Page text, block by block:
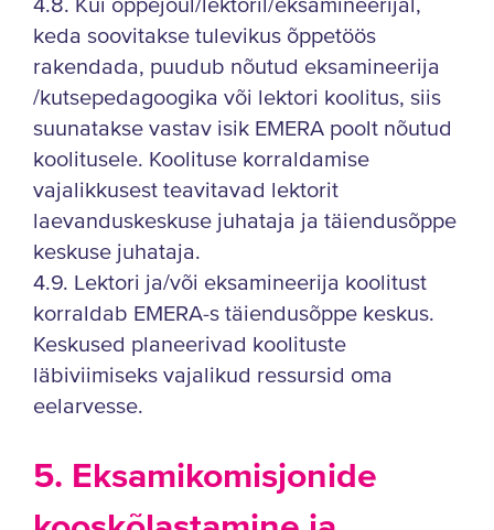
4.8. Kui õppejõul/lektoril/eksamineerijal,
keda soovitakse tulevikus õppetöös
rakendada, puudub nõutud eksamineerija
/kutsepedagoogika või lektori koolitus, siis
suunatakse vastav isik EMERA poolt nõutud
koolitusele. Koolituse korraldamise
vajalikkusest teavitavad lektorit
laevanduskeskuse juhataja ja täiendusõppe
keskuse juhataja.
4.9. Lektori ja/või eksamineerija koolitust
korraldab EMERA-s täiendusõppe keskus.
Keskused planeerivad koolituste
läbiviimiseks vajalikud ressursid oma
eelarvesse.
5. Eksamikomisjonide